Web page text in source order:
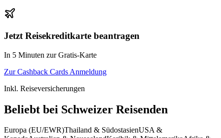
Jetzt Reisekreditkarte beantragen
In 5 Minuten zur Gratis-Karte
Zur Cashback Cards Anmeldung
Inkl. Reiseversicherungen
Beliebt bei Schweizer Reisenden
Europa (EU/EWR)Thailand & SüdostasienUSA &